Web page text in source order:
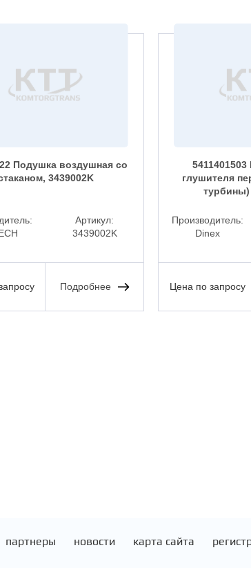
Подушка воздушная со
3439002K
Артикул:
3439002K
Подробнее
глушителя
турбины)
Производитель:
Dinex
Цена по запросу
партнеры новости карта сайта